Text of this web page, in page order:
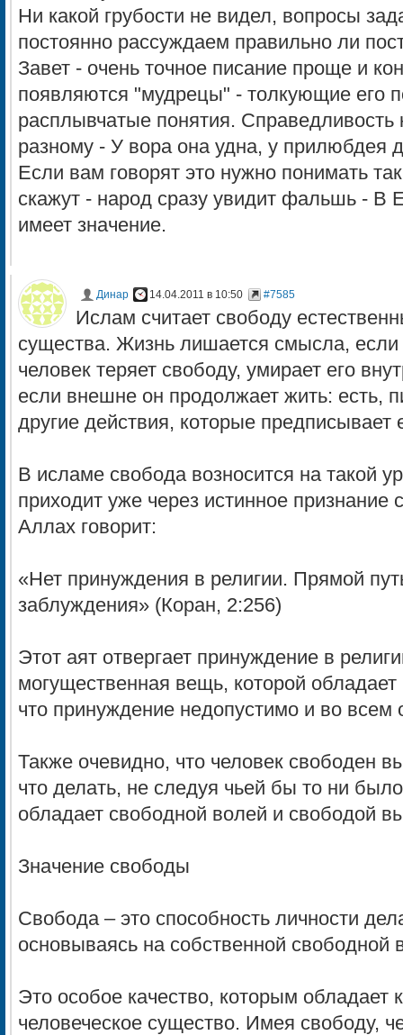
Ни какой грубости не видел, вопросы
постоянно рассуждаем правильно ли
Завет - очень точное писание проще и
появляются "мудрецы" - толкующие его
расплывчатые понятия.
разному - У вора она удна, у прилюбдея
Если вам говорят это нужно понимать
скажут - народ сразу увидит фальшь - В
имеет значение.
Динар 14.04.2011 в 10:50 #7585
Ислам считает свободу
существа. Жизнь лишается смысла, если
человек теряет свободу, умирает его
если внешне он продолжает жить: есть,
другие действия, которые предписывает
В исламе свобода возносится на такой
приходит уже через истинное
Аллах говорит:
«Нет принуждения в религии. Прямой
заблуждения» (Коран, 2:256)
Этот аят отвергает принуждение в
могущественная вещь, которой
что принуждение недопустимо и во всем
Также очевидно, что человек свободен
что делать, не следуя чьей бы то ни
обладает свободной волей и свободой
Значение свободы
Свобода – это способность личности
основываясь на собственной свободной
Это особое качество, которым обладает
человеческое существо. Имея свободу,